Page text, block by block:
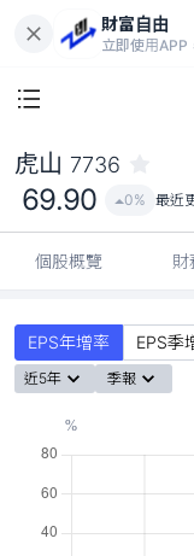
財富自由
立即使用APP
虎山 7736
69.90 0% 最近
個股概覽 財
EPS年增率 EPS季
近5年 季報